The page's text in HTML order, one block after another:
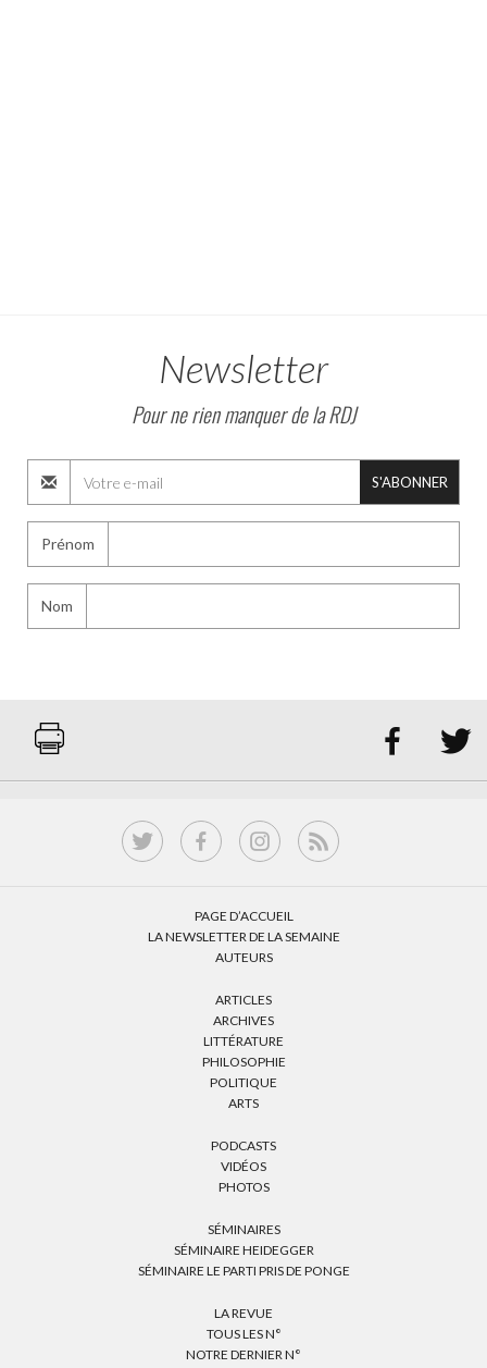
Newsletter
Pour ne rien manquer de la RDJ
S'ABONNER
Prénom
Nom
 
PAGE D’ACCUEIL
LA NEWSLETTER DE LA SEMAINE
AUTEURS
ARTICLES
ARCHIVES
LITTÉRATURE
PHILOSOPHIE
POLITIQUE
ARTS
PODCASTS
VIDÉOS
PHOTOS
SÉMINAIRES
SÉMINAIRE HEIDEGGER
SÉMINAIRE LE PARTI PRIS DE PONGE
LA REVUE
TOUS LES N°
NOTRE DERNIER N°